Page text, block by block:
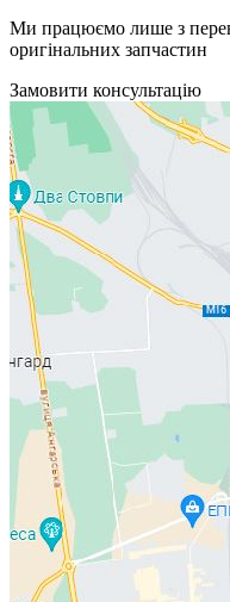
Ми працюємо лише з
оригінальних запчастин
Замовити консультацію